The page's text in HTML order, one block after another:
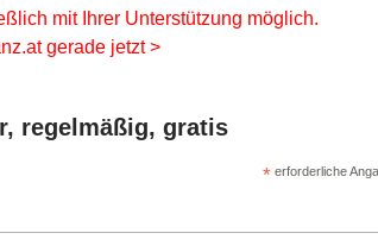
mit Ihrer Unterstützung möglich.
gerade jetzt >
regelmäßig, gratis
* erforderliche